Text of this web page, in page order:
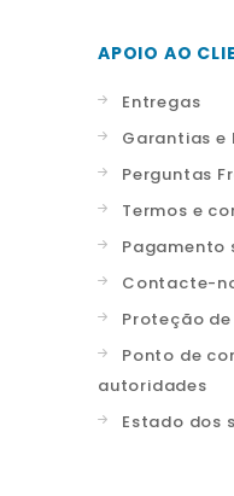
APOIO AO
Entregas
Garantias e
Perguntas
Termos e
Pagamento
Contacte-
Proteção
Ponto de
autoridades
Estado dos